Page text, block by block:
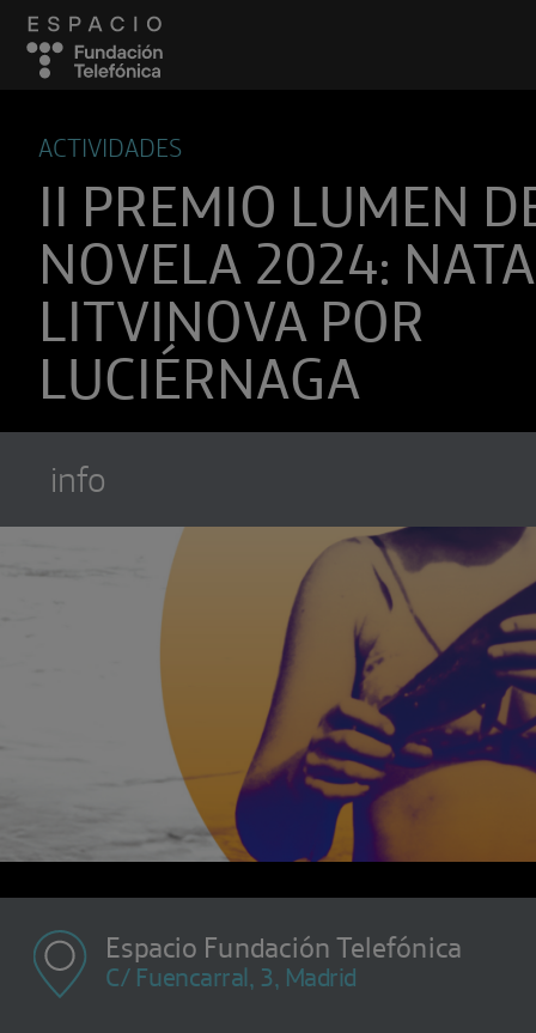
ACTIVIDADES
II PREMIO LUMEN
NOVELA 2024:
LITVINOVA POR
LUCIÉRNAGA
info
Espacio Fundación Telefónica
C/ Fuencarral, 3, Madrid